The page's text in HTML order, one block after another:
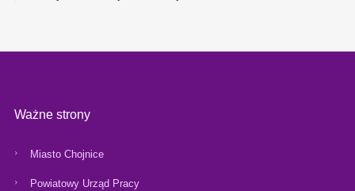
Ważne strony
Miasto Chojnice
Powiatowy Urząd Pracy